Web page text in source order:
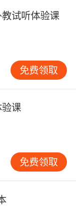
information
years.
the folder.
试听体验课
免费领取
课
免费领取